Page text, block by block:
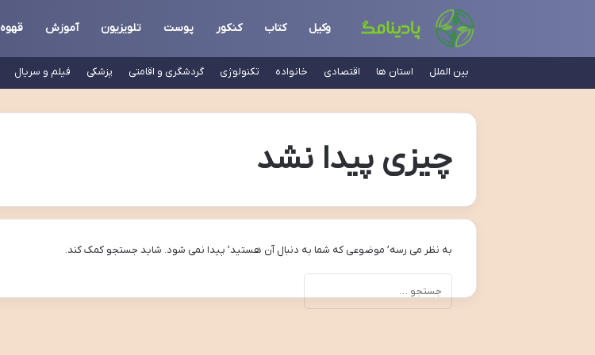
وکیل کتاب کنکور پوست تلویزیون آموزش قهوه
بین الملل استان ها اقتصادی خانواده تکنولوژی گردشگری و اقامتی پزشکی فیلم و سریال
چیزی پیدا نشد
به نظر می رسه’ موضوعی که شما به دنبال آن هستید’ پیدا نمی شود. شاید جستجو کمک کند.
برای: